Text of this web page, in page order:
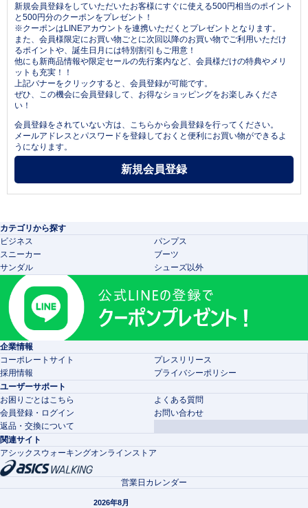
新規会員登録をしていただいたお客様にすぐに使える500円相当のポイント
と500円分のクーポンをプレゼント！
※クーポンはLINEアカウントを連携いただくとプレゼントとなります。
また、会員様限定にお買い物ごとに次回以降のお買い物でご利用いただけ
るポイントや、誕生日月には特別割引もご用意！
他にも新商品情報や限定セールの先行案内など、会員様だけの特典やメリ
ットも充実！！
上記バナーをクリックすると、会員登録が可能です。
ぜひ、この機会に会員登録して、お得なショッピングをお楽しみくださ
い！
会員登録をされていない方は、こちらから会員登録を行ってください。
メールアドレスとパスワードを登録しておくと便利にお買い物ができるよ
うになります。
カテゴリから探す
ビジネス
パンプス
スニーカー
ブーツ
サンダル
シューズ以外
企業情報
コーポレートサイト
プレスリリース
採用情報
プライバシーポリシー
ユーザーサポート
お困りごとはこちら
よくある質問
会員登録・ログイン
お問い合わせ
返品・交換について
関連サイト
アシックスウォーキングオンラインストア
営業日カレンダー
2026年8月